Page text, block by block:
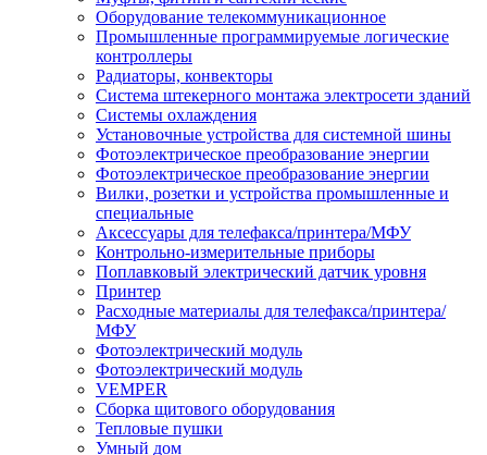
Оборудование телекоммуникационное
Промышленные программируемые логические
контроллеры
Радиаторы, конвекторы
Система штекерного монтажа электросети зданий
Системы охлаждения
Установочные устройства для системной шины
Фотоэлектрическое преобразование энергии
Фотоэлектрическое преобразование энергии
Вилки, розетки и устройства промышленные и
специальные
Аксессуары для телефакса/принтера/МФУ
Контрольно-измерительные приборы
Поплавковый электрический датчик уровня
Принтер
Расходные материалы для телефакса/принтера/
МФУ
Фотоэлектрический модуль
Фотоэлектрический модуль
VEMPER
Сборка щитового оборудования
Тепловые пушки
Умный дом